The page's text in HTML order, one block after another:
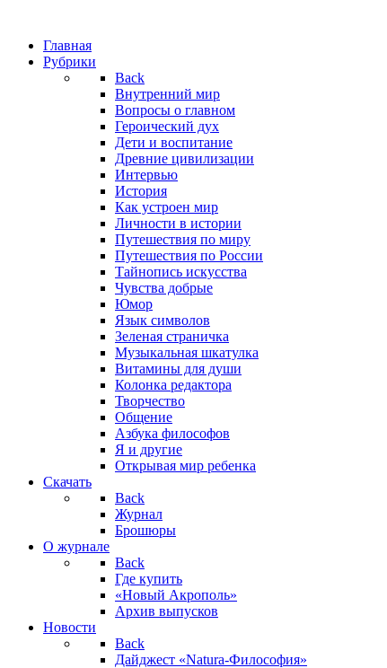
Главная
Рубрики
Back
Внутренний мир
Вопросы о главном
Героический дух
Дети и воспитание
Древние цивилизации
Интервью
История
Как устроен мир
Личности в истории
Путешествия по миру
Путешествия по России
Тайнопись искусства
Чувства добрые
Юмор
Язык символов
Зеленая страничка
Музыкальная шкатулка
Витамины для души
Колонка редактора
Творчество
Общение
Азбука философов
Я и другие
Открывая мир ребенка
Скачать
Back
Журнал
Брошюры
О журнале
Back
Где купить
«Новый Акрополь»
Архив выпусков
Новости
Back
Дайджест «Natura-Философия»